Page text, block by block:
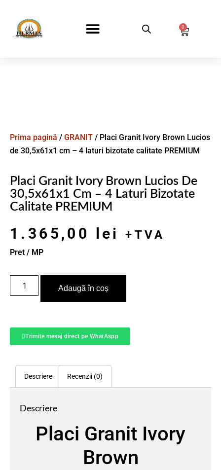
0
Prima pagină / GRANIT / Placi Granit Ivory Brown Lucios
de 30,5x61x1 cm – 4 laturi bizotate calitate PREMIUM
Placi Granit Ivory Brown Lucios De
30,5x61x1 Cm – 4 Laturi Bizotate
Calitate PREMIUM
1.365,00 lei +TVA
Pret / MP
Adaugă în coș
Trimite mesaj direct pe WhatAspp
Descriere Recenzii (0)
Descriere
Placi Granit Ivory
Brown